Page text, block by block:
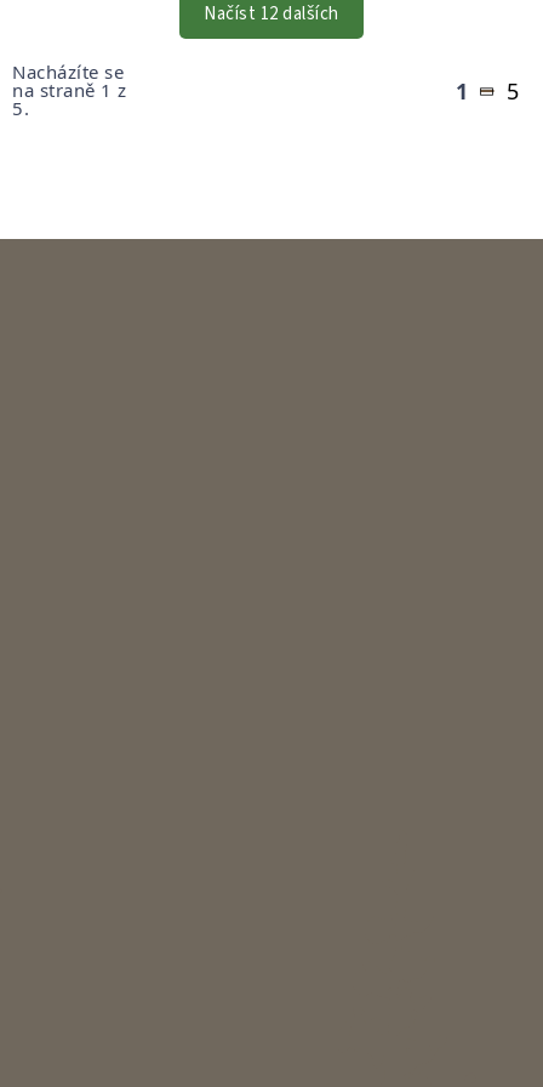
Načíst 12 dalších
Nacházíte se
na straně 1 z
5.
1 5